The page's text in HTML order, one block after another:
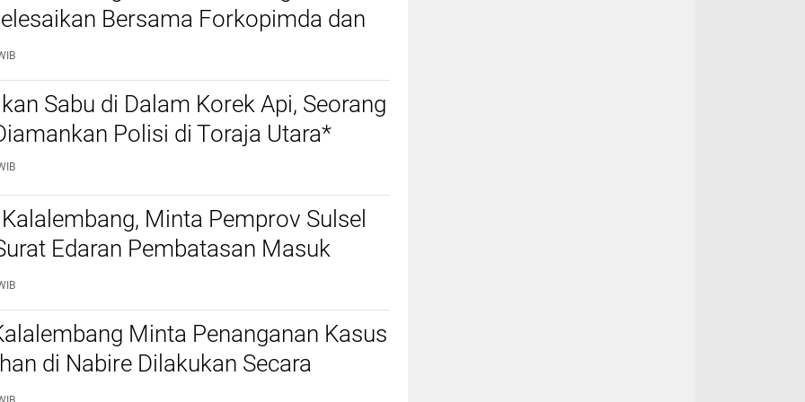
Bersama Forkopimda dan
Sabu di Dalam Korek Api, Seorang
Polisi di Toraja Utara*
Minta Pemprov Sulsel
Edaran Pembatasan Masuk
Tana Toraja dan Toraja
Minta Penanganan Kasus
di Nabire Dilakukan Secara
dan Sesuai Prosedur Hukum